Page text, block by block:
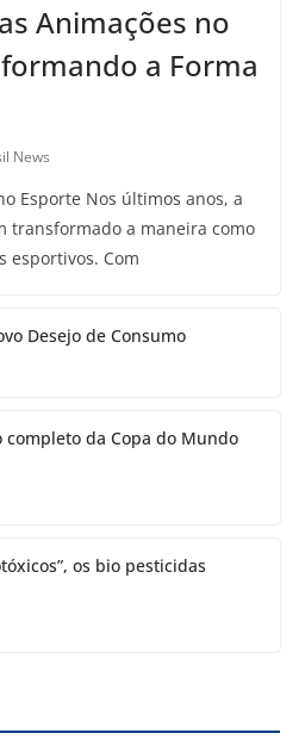
Animações no
a Forma
News
Esporte Nos últimos anos, a
transformado a maneira como
esportivos. Com
Desejo de Consumo
completo da Copa do Mundo
os bio pesticidas